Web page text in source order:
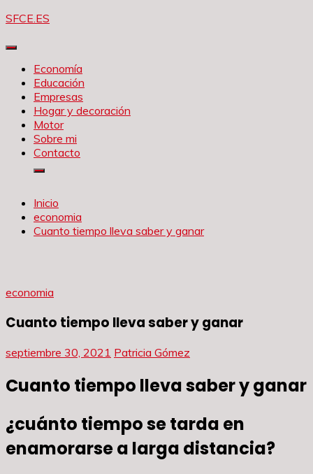
Saltar
contenido
SFCE.ES
Economía
Educación
Empresas
Hogar y decoración
Motor
Sobre mi
Contacto
Inicio
economia
Cuanto tiempo lleva saber y ganar
economia
Cuanto tiempo lleva saber y ganar
septiembre 30, 2021 Patricia Gómez
Cuanto tiempo lleva saber y ganar
¿cuánto tiempo se tarda en
enamorarse a larga distancia?